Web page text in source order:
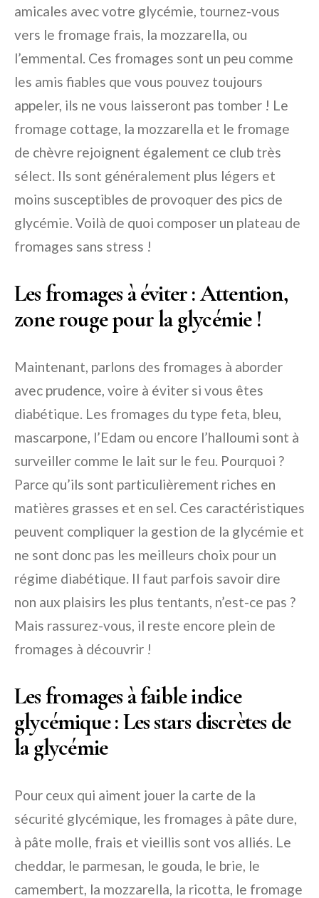
amicales avec votre glycémie, tournez-vous
vers le fromage frais, la mozzarella, ou
l’emmental. Ces fromages sont un peu comme
les amis fiables que vous pouvez toujours
appeler, ils ne vous laisseront pas tomber ! Le
fromage cottage, la mozzarella et le fromage
de chèvre rejoignent également ce club très
sélect. Ils sont généralement plus légers et
moins susceptibles de provoquer des pics de
glycémie. Voilà de quoi composer un plateau de
fromages sans stress !
Les fromages à éviter : Attention,
zone rouge pour la glycémie !
Maintenant, parlons des fromages à aborder
avec prudence, voire à éviter si vous êtes
diabétique. Les fromages du type feta, bleu,
mascarpone, l’Edam ou encore l’halloumi sont à
surveiller comme le lait sur le feu. Pourquoi ?
Parce qu’ils sont particulièrement riches en
matières grasses et en sel. Ces caractéristiques
peuvent compliquer la gestion de la glycémie et
ne sont donc pas les meilleurs choix pour un
régime diabétique. Il faut parfois savoir dire
non aux plaisirs les plus tentants, n’est-ce pas ?
Mais rassurez-vous, il reste encore plein de
fromages à découvrir !
Les fromages à faible indice
glycémique : Les stars discrètes de
la glycémie
Pour ceux qui aiment jouer la carte de la
sécurité glycémique, les fromages à pâte dure,
à pâte molle, frais et vieillis sont vos alliés. Le
cheddar, le parmesan, le gouda, le brie, le
camembert, la mozzarella, la ricotta, le fromage